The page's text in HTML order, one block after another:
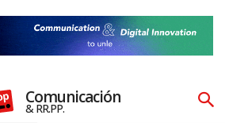
Comunicación
& RR.PP.